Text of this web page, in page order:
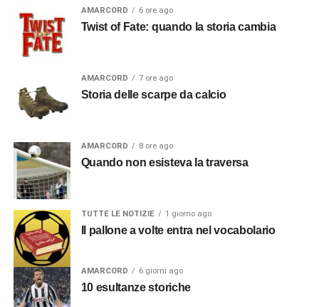
AMARCORD 6 ore ago
Twist of Fate: quando la storia cambia
AMARCORD 7 ore ago
Storia delle scarpe da calcio
AMARCORD 8 ore ago
Quando non esisteva la traversa
TUTTE LE NOTIZIE 1 giorno ago
Il pallone a volte entra nel vocabolario
AMARCORD 6 giorni ago
10 esultanze storiche